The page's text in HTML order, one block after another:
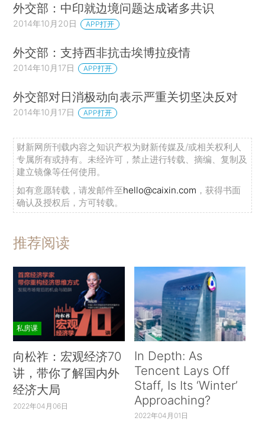
外交部：中印就边境问题达成诸多共识
2014年10月20日 APP打开
外交部：支持西非抗击埃博拉疫情
2014年10月17日 APP打开
外交部对日消极动向表示严重关切坚决反对
2014年10月17日 APP打开
财新网所刊载内容之知识产权为财新传媒及/或相关权利人
专属所有或持有。未经许可，禁止进行转载、摘编、复制及
建立镜像等任何使用。
如有意愿转载，请发邮件至hello@caixin.com ，获得书面
确认及授权后，方可转载。
推荐阅读
私房课
向松祚：宏观经济70
讲，带你了解国内外
经济大局
2022年04月06日
In Depth: As
Tencent Lays Off
Staff, Is Its ‘Winter’
Approaching?
2022年04月01日